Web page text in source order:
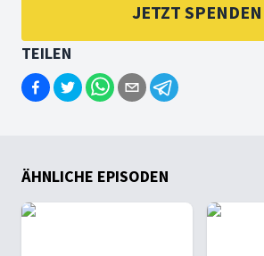
JETZT
TEILEN
ÄHNLICHE EPISODEN